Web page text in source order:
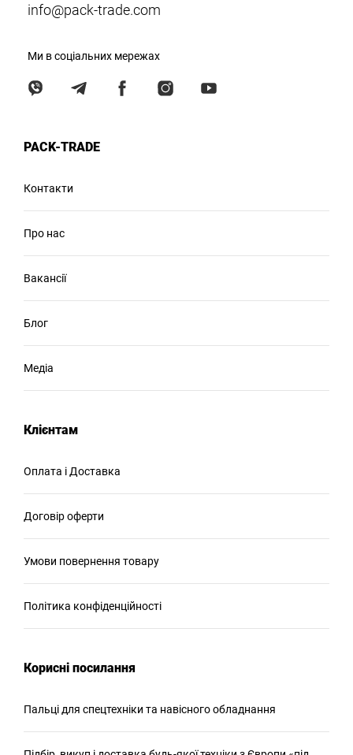
info@pack-trade.com
Ми в соціальних мережах
PACK-TRADE
Контакти
Про нас
Вакансії
Блог
Медіа
Клієнтам
Оплата і Доставка
Договір оферти
Умови повернення товару
Політика конфіденційності
Корисні посилання
Пальці для спецтехніки та навісного обладнання